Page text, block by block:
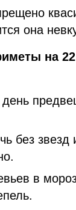
она
на
без
в